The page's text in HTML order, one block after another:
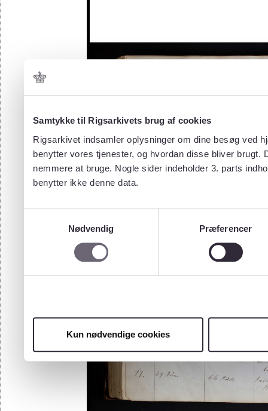
Samtykke til Rigsarkivets brug af cookies
Rigsarkivet indsamler oplysninger om dine besøg ved
benytter vores tjenester, og hvordan disse bliver
nemmere at bruge. Nogle sider indeholder 3. parts
benytter ikke denne data.
Nødvendig
Præferencer
Kun nødvendige cookies